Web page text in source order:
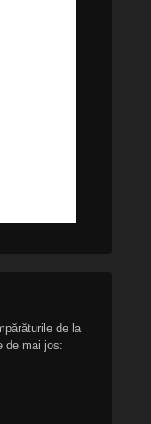
de la
de mai jos: